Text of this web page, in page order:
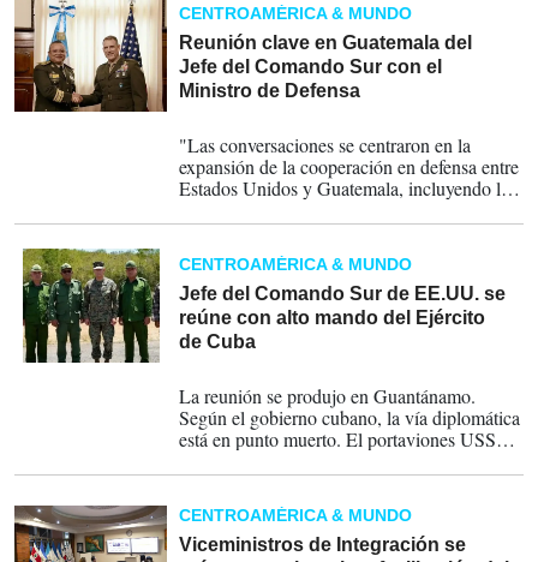
CENTROAMÉRICA & MUNDO
Reunión clave en Guatemala del
Jefe del Comando Sur con el
Ministro de Defensa
"Las conversaciones se centraron en la
expansión de la cooperación en defensa entre
Estados Unidos y Guatemala, incluyendo los
combatir a los narcoterroristas", informó la
embajada estadounidense.
CENTROAMÉRICA & MUNDO
Jefe del Comando Sur de EE.UU. se
reúne con alto mando del Ejército
de Cuba
La reunión se produjo en Guantánamo.
Según el gobierno cubano, la vía diplomática
está en punto muerto. El portaviones USS
internacionales del Caribe.
CENTROAMÉRICA & MUNDO
Viceministros de Integración se